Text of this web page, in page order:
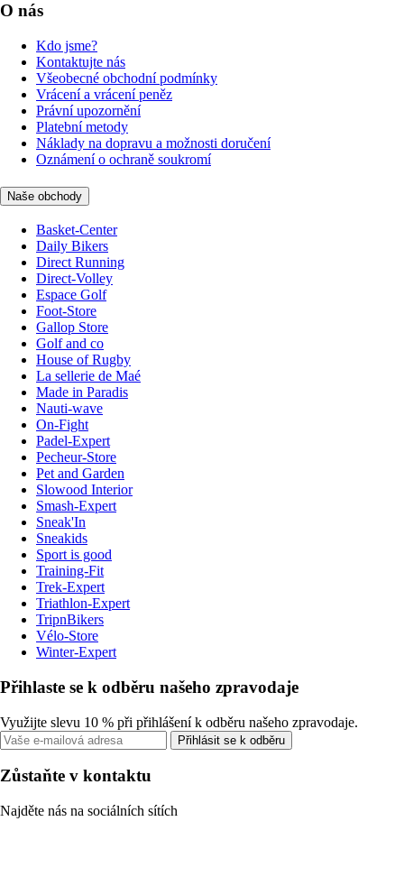
O nás
Kdo jsme?
Kontaktujte nás
Všeobecné obchodní podmínky
Vrácení a vrácení peněz
Právní upozornění
Platební metody
Náklady na dopravu a možnosti doručení
Oznámení o ochraně soukromí
Naše obchody
Basket-Center
Daily Bikers
Direct Running
Direct-Volley
Espace Golf
Foot-Store
Gallop Store
Golf and co
House of Rugby
La sellerie de Maé
Made in Paradis
Nauti-wave
On-Fight
Padel-Expert
Pecheur-Store
Pet and Garden
Slowood Interior
Smash-Expert
Sneak'In
Sneakids
Sport is good
Training-Fit
Trek-Expert
Triathlon-Expert
TripnBikers
Vélo-Store
Winter-Expert
Přihlaste se k odběru našeho zpravodaje
Využijte slevu 10 % při přihlášení k odběru našeho zpravodaje.
Přihlásit se k odběru
Zůstaňte v kontaktu
Najděte nás na sociálních sítích